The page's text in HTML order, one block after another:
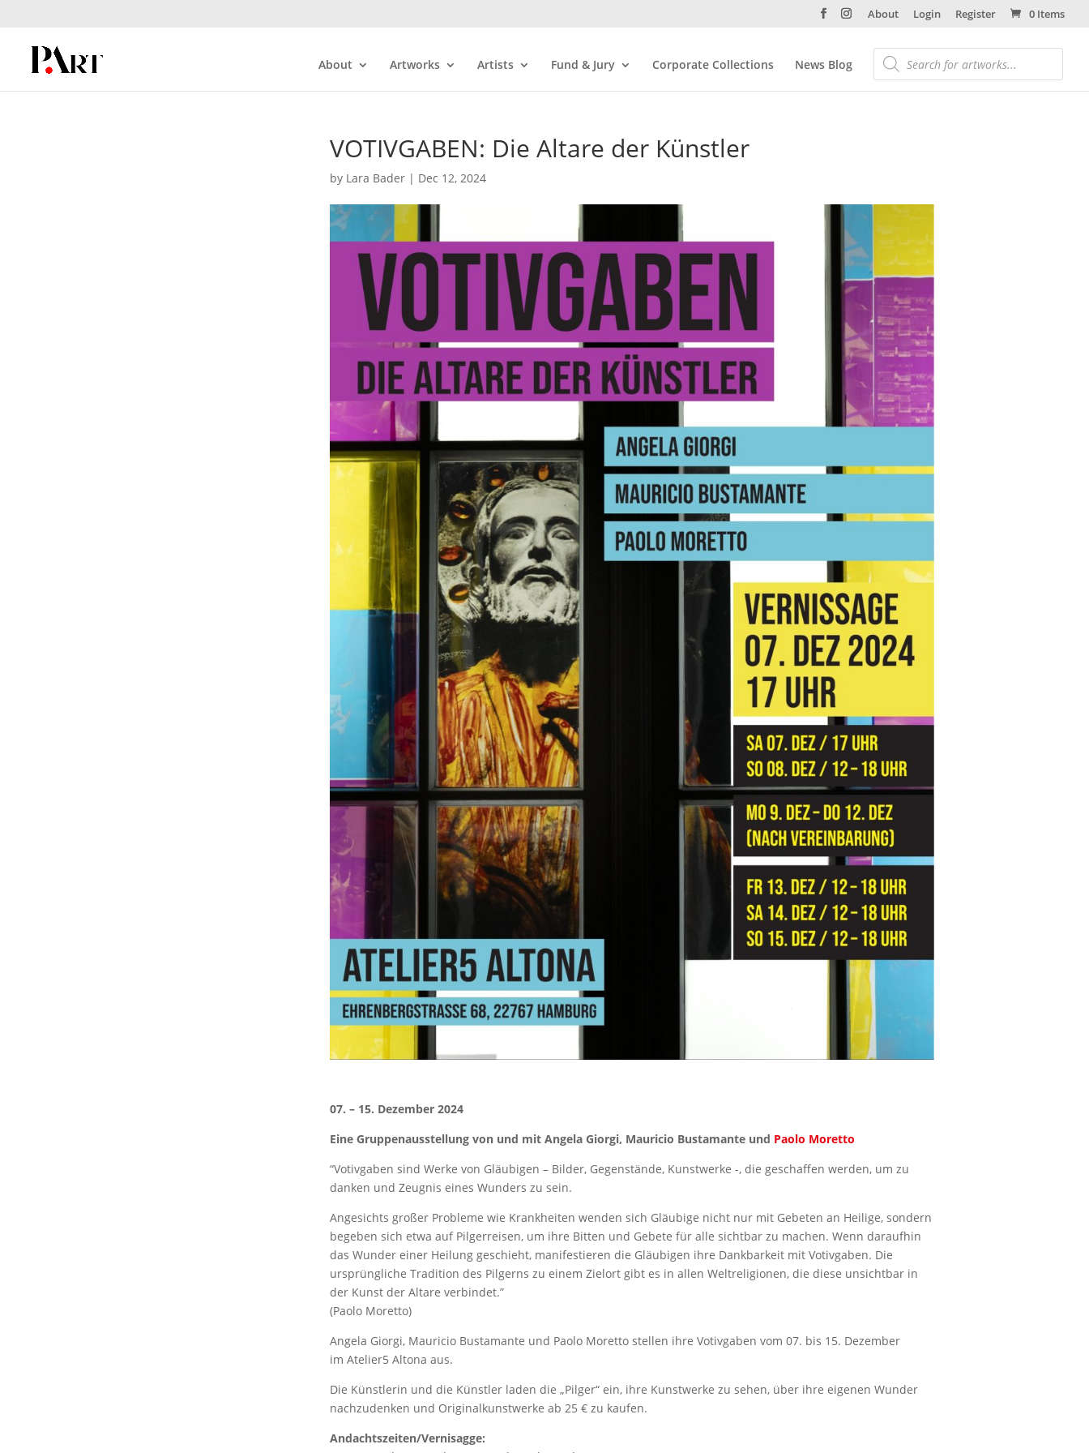
About Login Register 0 Items
About Artworks Artists Fund & Jury Corporate Collections News Blog
VOTIVGABEN: Die Altare der Künstler
by Lara Bader | Dec 12, 2024
07. – 15. Dezember 2024
Eine Gruppenausstellung von und mit Angela Giorgi, Mauricio Bustamante und Paolo Moretto
“Votivgaben sind Werke von Gläubigen – Bilder, Gegenstände, Kunstwerke -, die geschaffen werden, um zu
danken und Zeugnis eines Wunders zu sein.
Angesichts großer Probleme wie Krankheiten wenden sich Gläubige nicht nur mit Gebeten an Heilige, sondern
begeben sich etwa auf Pilgerreisen, um ihre Bitten und Gebete für alle sichtbar zu machen. Wenn daraufhin
das Wunder einer Heilung geschieht, manifestieren die Gläubigen ihre Dankbarkeit mit Votivgaben. Die
ursprüngliche Tradition des Pilgerns zu einem Zielort gibt es in allen Weltreligionen, die diese unsichtbar in
der Kunst der Altare verbindet.”
(Paolo Moretto)
Angela Giorgi, Mauricio Bustamante und Paolo Moretto stellen ihre Votivgaben vom 07. bis 15. Dezember
im Atelier5 Altona aus.
Die Künstlerin und die Künstler laden die „Pilger“ ein, ihre Kunstwerke zu sehen, über ihre eigenen Wunder
nachzudenken und Originalkunstwerke ab 25 € zu kaufen.
Andachtszeiten/Vernisagge: